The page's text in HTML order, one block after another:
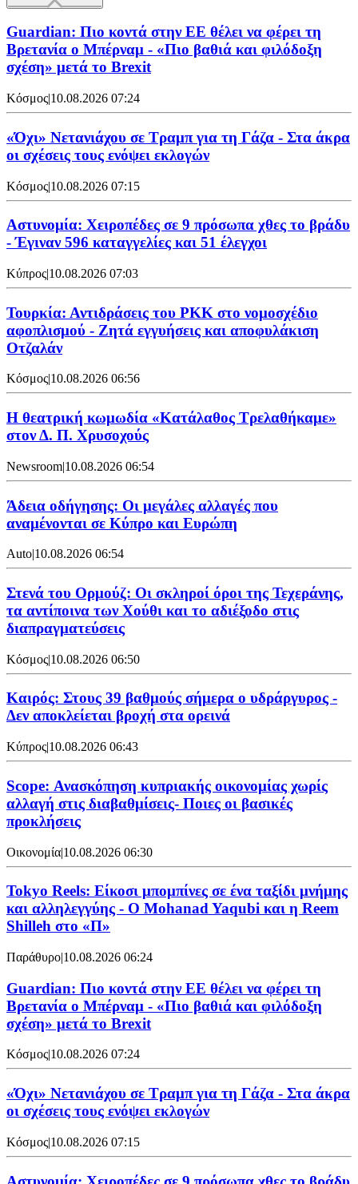
Guardian: Πιο κοντά στην ΕΕ θέλει να φέρει τη
Βρετανία ο Μπέρναμ - «Πιο βαθιά και φιλόδοξη
σχέση» μετά το Brexit
Κόσμος|10.08.2026 07:24
«Όχι» Νετανιάχου σε Τραμπ για τη Γάζα - Στα άκρα
οι σχέσεις τους ενόψει εκλογών
Κόσμος|10.08.2026 07:15
Αστυνομία: Χειροπέδες σε 9 πρόσωπα χθες το βράδυ
- Έγιναν 596 καταγγελίες και 51 έλεγχοι
Κύπρος|10.08.2026 07:03
Τουρκία: Αντιδράσεις του PKK στο νομοσχέδιο
αφοπλισμού - Ζητά εγγυήσεις και αποφυλάκιση
Οτζαλάν
Κόσμος|10.08.2026 06:56
Η θεατρική κωμωδία «Κατάλαθος Τρελαθήκαμε»
στον Δ. Π. Χρυσοχούς
Newsroom|10.08.2026 06:54
Άδεια οδήγησης: Οι μεγάλες αλλαγές που
αναμένονται σε Κύπρο και Ευρώπη
Auto|10.08.2026 06:54
Στενά του Ορμούζ: Οι σκληροί όροι της Τεχεράνης,
τα αντίποινα των Χούθι και το αδιέξοδο στις
διαπραγματεύσεις
Κόσμος|10.08.2026 06:50
Καιρός: Στους 39 βαθμούς σήμερα ο υδράργυρος -
Δεν αποκλείεται βροχή στα ορεινά
Κύπρος|10.08.2026 06:43
Scope: Ανασκόπηση κυπριακής οικονομίας χωρίς
αλλαγή στις διαβαθμίσεις- Ποιες οι βασικές
προκλήσεις
Οικονομία|10.08.2026 06:30
Tokyo Reels: Είκοσι μπομπίνες σε ένα ταξίδι μνήμης
και αλληλεγγύης - Ο Mohanad Yaqubi και η Reem
Shilleh στο «Π»
Παράθυρο|10.08.2026 06:24
Guardian: Πιο κοντά στην ΕΕ θέλει να φέρει τη
Βρετανία ο Μπέρναμ - «Πιο βαθιά και φιλόδοξη
σχέση» μετά το Brexit
Κόσμος|10.08.2026 07:24
«Όχι» Νετανιάχου σε Τραμπ για τη Γάζα - Στα άκρα
οι σχέσεις τους ενόψει εκλογών
Κόσμος|10.08.2026 07:15